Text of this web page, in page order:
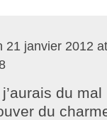
21 janvier 2012 at
du mal
du